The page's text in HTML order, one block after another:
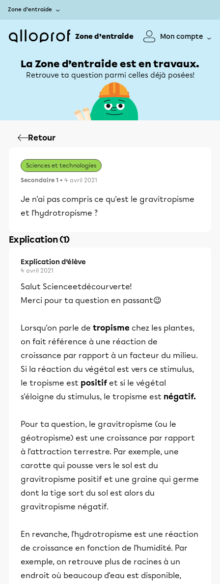
Zone d’entraide
Zone d’entraide Mon compte
La Zone d’entraide est en travaux.
Retrouve ta question parmi celles déjà posées!
Retour
Sciences et technologies
Secondaire 1 • 4 avril 2021
Je n'ai pas compris ce qu'est le gravitropisme
et l'hydrotropisme ?
Explication (1)
Explication d’élève
4 avril 2021
Salut Scienceetdécourverte!
Merci pour ta question en passant😉
Lorsqu'on parle de tropisme chez les plantes,
on fait référence à une réaction de
croissance par rapport à un facteur du milieu.
Si la réaction du végétal est vers ce stimulus,
le tropisme est positif et si le végétal
s'éloigne du stimulus, le tropisme est négatif.
Pour ta question, le gravitropisme (ou le
géotropisme) est une croissance par rapport
à l'attraction terrestre. Par exemple, une
carotte qui pousse vers le sol est du
gravitropisme positif et une graine qui germe
dont la tige sort du sol est alors du
gravitropisme négatif.
En revanche, l'hydrotropisme est une réaction
de croissance en fonction de l'humidité. Par
exemple, on retrouve plus de racines à un
endroit où beaucoup d'eau est disponible,